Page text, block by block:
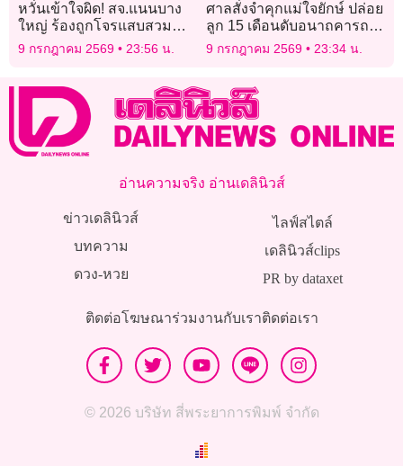
หวั่นเข้าใจผิด! สจ.แนนบาง
ใหญ่ ร้องถูกโจรแสบสวม
ทะเบียนรถใช้ขโมยสายไฟ
วอน ตร.เร่งล่าตัว
9 กรกฎาคม 2569 23:56 น.
ศาลสั่งจำคุกแม่ใจยักษ์ ปล่อย
ลูก 15 เดือนดับอนาถคารถ
ขณะอากาศร้อนจัด
9 กรกฎาคม 2569 23:34 น.
อ่านความจริง อ่านเดลินิวส์
ข่าวเดลินิวส์
บทความ
ดวง-หวย
ไลฟ์สไตล์
เดลินิวส์clips
PR by dataxet
ติดต่อโฆษณาร่วมงานกับเราติดต่อเรา
© 2026 บริษัท สี่พระยาการพิมพ์ จำกัด